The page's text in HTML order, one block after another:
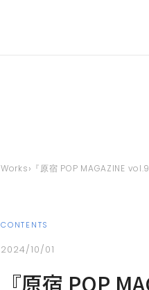
Works› 『原宿 POP MAGAZINE
CONTENTS
2024/10/01
『原宿 POP